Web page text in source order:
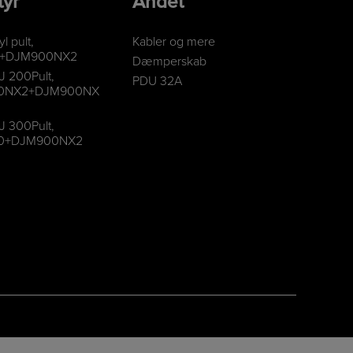
pult,
200Pult,
300Pult,
Kabler og mere
Dæmperskab
PDU 32A